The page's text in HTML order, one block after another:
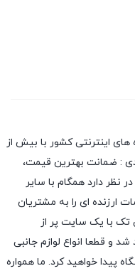
اینترنتی کشور با بیش از
: ضمانت بهترین قیمت،
دارد همگام با سایر
ارزنده ای را به مشتریان
تک با یک سایت پر از
و قطعا انواع لوازم جانبی
پیدا خواهید کرد. ما همواره